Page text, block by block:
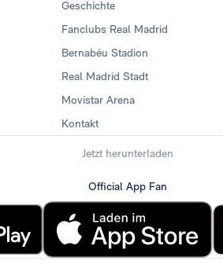
Geschichte
Fanclubs Real Madrid
Bernabéu Stadion
Real Madrid Stadt
Movistar Arena
Kontakt
Jetzt herunterladen
Official App Fan